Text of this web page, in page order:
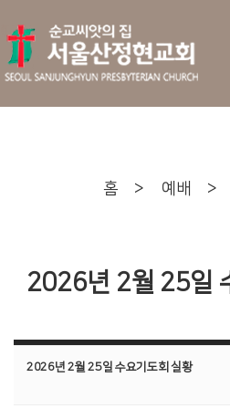
홈 > 예배 >
2026년 2월 25일
2026년 2월 25일 수요기도회 실황